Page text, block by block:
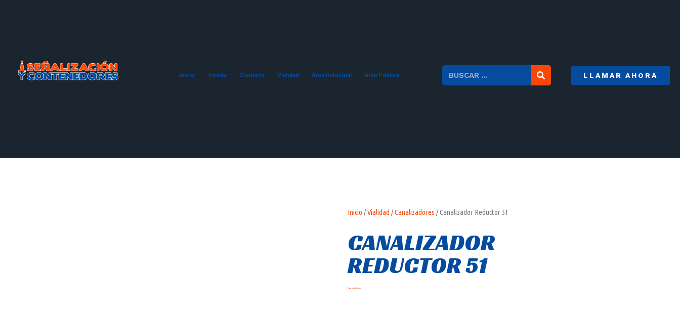
Inicio Tienda Contacto Vialidad Área Industrial Área Pública LLAMAR AHORA
Inicio /Vialidad /Canalizadores / Canalizador Reductor 51
CANALIZADOR
REDUCTOR 51
Hay existencias